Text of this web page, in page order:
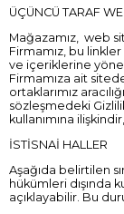
ÜÇÜNCÜ TARAF
Mağazamız, web
Firmamız, bu
ve içeriklerine
Firmamıza ait
ortaklarımız
sözleşmedeki
kullanımına
İSTİSNAİ HALLER
Aşağıda belirtilen
hükümleri dışında
açıklayabilir. Bu